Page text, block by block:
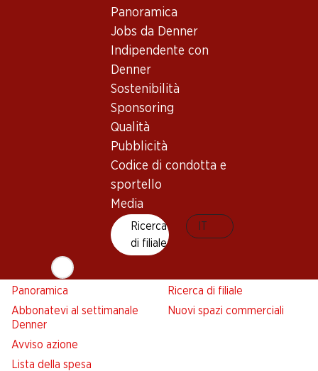
Panoramica
Jobs da Denner
Indipendente con
Denner
Sostenibilità
Sponsoring
Qualità
Pubblicità
Codice di condotta e
sportello
Media
Ricerca
di filiale
In alto
Con la newsletter di Denner si rimane sempre aggiornati. Si
Panoramica
Abbonatevi al settimanale
Denner
Avviso azione
Lista della spesa
Ricerca di filiale
Nuovi spazi commerciali